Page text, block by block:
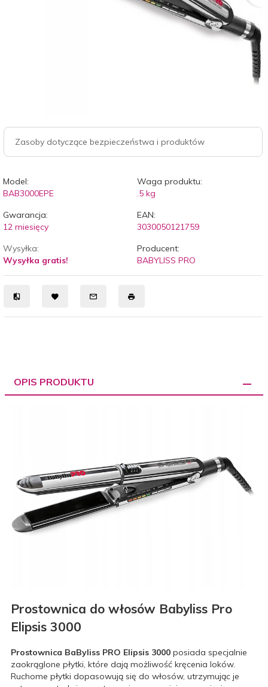
Zasoby dotyczące bezpieczeństwa i produktów
Model:
BAB3000EPE
Waga produktu:
.5 kg
Gwarancja:
12 miesięcy
EAN:
3030050121759
Wysyłka:
Wysyłka gratis!
Producent:
BABYLISS PRO
OPIS PRODUKTU
Prostownica do włosów Babyliss Pro
Elipsis 3000
Prostownica BaByliss PRO Elipsis 3000 posiada specjalnie
zaokrąglone płytki, które dają możliwość kręcenia loków.
Ruchome płytki dopasowują się do włosów, utrzymując je